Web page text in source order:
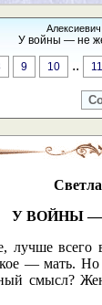
У войны — не
9 10 ..
У ВОЙНЫ
всего
— мать.
смысл?